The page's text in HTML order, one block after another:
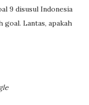
9 disusul Indonesia
goal. Lantas, apakah